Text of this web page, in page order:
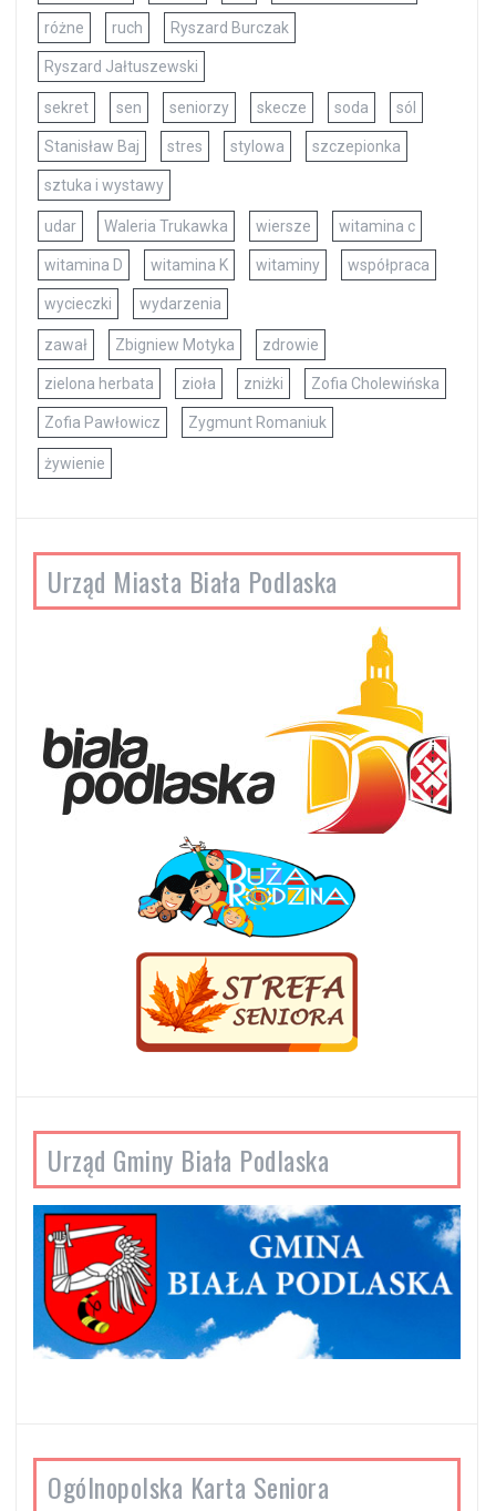
różne ruch Ryszard Burczak
Ryszard Jałtuszewski
sekret sen seniorzy skecze soda sól
Stanisław Baj stres stylowa szczepionka
sztuka i wystawy
udar Waleria Trukawka wiersze witamina c
witamina D witamina K witaminy współpraca
wycieczki wydarzenia
zawał Zbigniew Motyka zdrowie
zielona herbata zioła zniżki Zofia Cholewińska
Zofia Pawłowicz Zygmunt Romaniuk
żywienie
Urząd Miasta Biała Podlaska
Urząd Gminy Biała Podlaska
Ogólnopolska Karta Seniora